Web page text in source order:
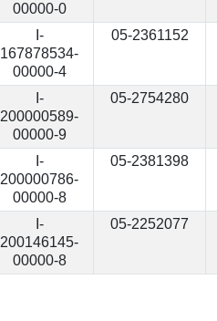
00000-0
I-
167878534-
00000-4
05-2361152
I-
200000589-
00000-9
05-2754280
I-
200000786-
00000-8
05-2381398
I-
200146145-
00000-8
05-2252077